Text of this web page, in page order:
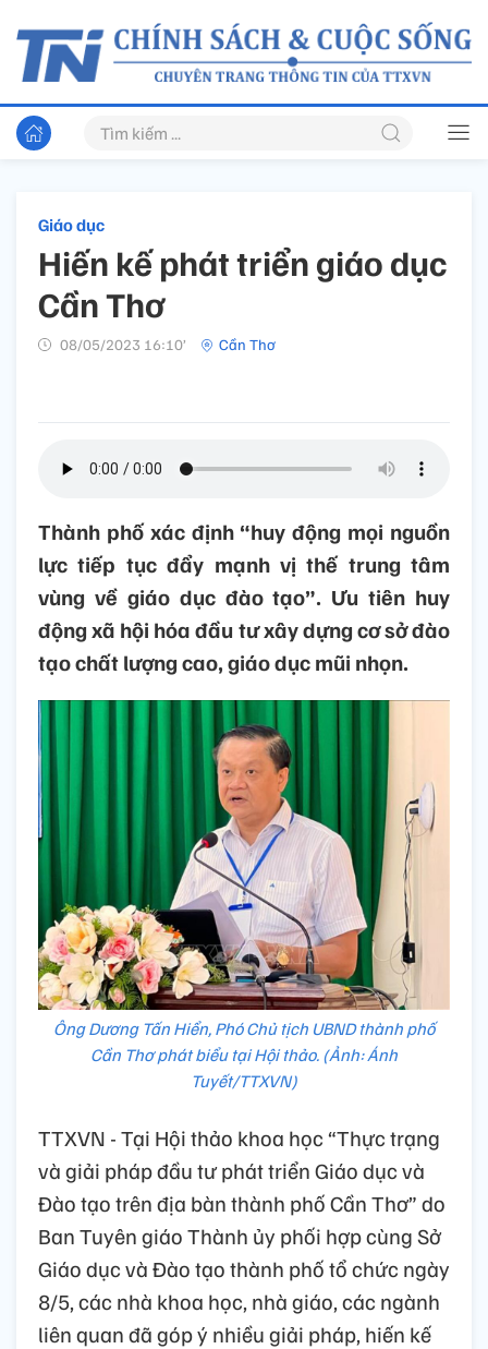
Giáo dục
Hiến kế phát triển giáo dục
Cần Thơ
08/05/2023 16:10’ Cần Thơ
Thành phố xác định “huy động mọi nguồn
lực tiếp tục đẩy mạnh vị thế trung tâm
vùng về giáo dục đào tạo”. Ưu tiên huy
động xã hội hóa đầu tư xây dựng cơ sở đào
tạo chất lượng cao, giáo dục mũi nhọn.
Ông Dương Tấn Hiển, Phó Chủ tịch UBND thành phố
Cần Thơ phát biểu tại Hội thảo. (Ảnh: Ánh
Tuyết/TTXVN)
TTXVN - Tại Hội thảo khoa học “Thực trạng
và giải pháp đầu tư phát triển Giáo dục và
Đào tạo trên địa bàn thành phố Cần Thơ” do
Ban Tuyên giáo Thành ủy phối hợp cùng Sở
Giáo dục và Đào tạo thành phố tổ chức ngày
8/5, các nhà khoa học, nhà giáo, các ngành
liên quan đã góp ý nhiều giải pháp, hiến kế